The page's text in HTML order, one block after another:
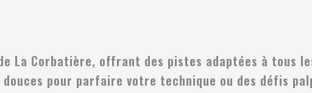
La Corbatière, offrant des pistes adaptées à tous
douces pour parfaire votre technique ou des défis